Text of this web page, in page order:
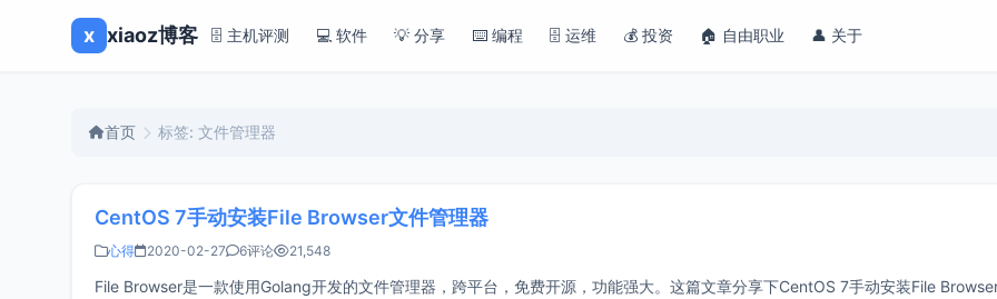
x xiaoz博客 🗄️ 主机评测 💻 软件 💡 分享 ⌨️ 编程 🗄️ 运维 💰 投资 🏠 自由职业 👤 关于
首页 标签: 文件管理器
CentOS 7手动安装File Browser文件管理器
心得 2020-02-27 6评论 21,548
File Browser是一款使用Golang开发的文件管理器，跨平台，免费开源，功能强大。这篇文章分享下CentOS 7手动安装File